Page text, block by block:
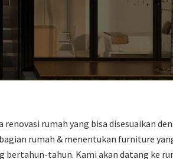
rumah yang bisa disesuaikan
rumah & menentukan furniture
tahun. Kami akan datang ke